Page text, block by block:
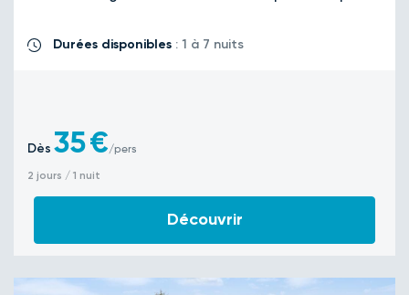
Durées disponibles : 1 à 7 nuits
Dès 35€/pers
2 jours / 1 nuit
Découvrir